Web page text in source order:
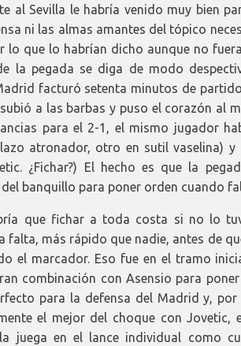
al Sevilla le habría venido muy bien
ni las almas amantes del tópico
lo que lo habrían dicho aunque no
la pegada se diga de modo
facturó setenta minutos de
subió a las barbas y puso el corazón al
para el 2-1, el mismo jugador
atronador, otro en sutil vaselina)
¿Fichar?) El hecho es que la
banquillo para poner orden cuando
que fichar a toda costa si no lo
falta, más rápido que nadie, antes de
el marcador. Eso fue en el tramo
combinación con Asensio para
para la defensa del Madrid y, por
el mejor del choque con
juega en el lance individual como